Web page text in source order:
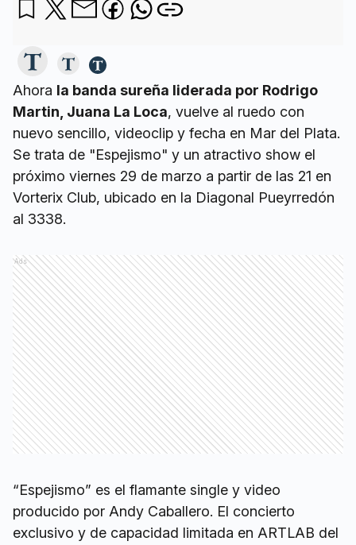
Ahora la banda sureña liderada por Rodrigo
Martin, Juana La Loca, vuelve al ruedo con
nuevo sencillo, videoclip y fecha en Mar del Plata.
Se trata de "Espejismo" y un atractivo show el
próximo viernes 29 de marzo a partir de las 21 en
Vorterix Club, ubicado en la Diagonal Pueyrredón
al 3338.
Ads
“Espejismo” es el flamante single y video
producido por Andy Caballero. El concierto
exclusivo y de capacidad limitada en ARTLAB del